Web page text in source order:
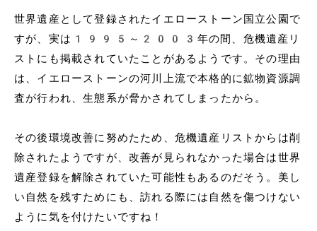
世界遺産として登録されたイエローストーン国立公園で
すが、実は1995～2003年の間、危機遺産リ
ストにも掲載されていたことがあるようです。その理由
は、イエローストーンの河川上流で本格的に鉱物資源調
査が行われ、生態系が脅かされてしまったから。
その後環境改善に努めたため、危機遺産リストからは削
除されたようですが、改善が見られなかった場合は世界
遺産登録を解除されていた可能性もあるのだそう。美し
い自然を残すためにも、訪れる際には自然を傷つけない
ように気を付けたいですね！